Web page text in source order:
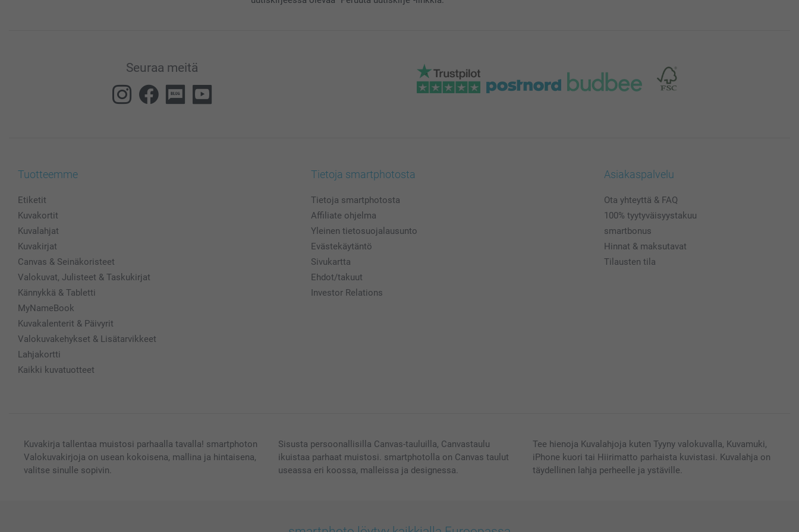
Seuraa meitä
Tuotteemme
Etiketit
Kuvakortit
Kuvalahjat
Kuvakirjat
Canvas & Seinäkoristeet
Valokuvat, Julisteet & Taskukirjat
Kännykkä & Tabletti
MyNameBook
Kuvakalenterit & Päivyrit
Valokuvakehykset & Lisätarvikkeet
Lahjakortti
Kaikki kuvatuotteet
Tietoja smartphotosta
Tietoja smartphotosta
Affiliate ohjelma
Yleinen tietosuojalausunto
Evästekäytäntö
Sivukartta
Ehdot/takuut
Investor Relations
Asiakaspalvelu
Ota yhteyttä & FAQ
100% tyytyväisyystakuu
smartbonus
Hinnat & maksutavat
Tilausten tila
Kuvakirja tallentaa muistosi parhaalla tavalla! smartphoton
Valokuvakirjoja on usean kokoisena, mallina ja hintaisena,
valitse sinulle sopivin.
Sisusta persoonallisilla Canvas-tauluilla, Canvastaulu
ikuistaa parhaat muistosi. smartphotolla on Canvas taulut
useassa eri koossa, malleissa ja designessa.
Tee hienoja Kuvalahjoja kuten Tyyny valokuvalla, Kuvamuki,
iPhone kuori tai Hiirimatto parhaista kuvistasi. Kuvalahja on
täydellinen lahja perheelle ja ystäville.